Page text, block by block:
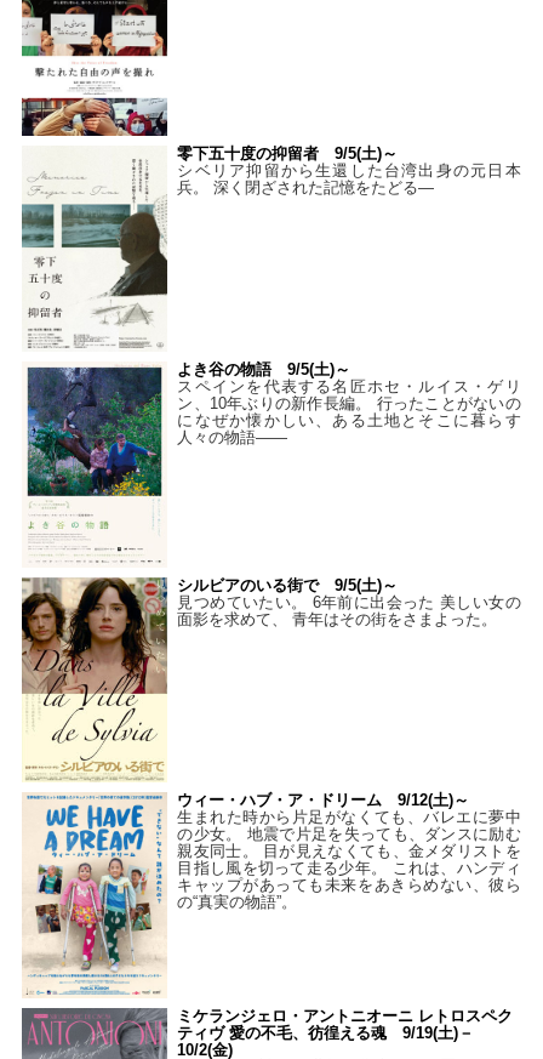
零下五十度の抑留者 9/5(土)～
シベリア抑留から生還した台湾出身の元日本
兵。 深く閉ざされた記憶をたどる—
よき谷の物語 9/5(土)～
スペインを代表する名匠ホセ・ルイス・ゲリ
ン、10年ぶりの新作長編。 行ったことがないの
になぜか懐かしい、ある土地とそこに暮らす
人々の物語――
シルビアのいる街で 9/5(土)～
見つめていたい。 6年前に出会った 美しい女の
面影を求めて、 青年はその街をさまよった。
ウィー・ハブ・ア・ドリーム 9/12(土)～
生まれた時から片足がなくても、バレエに夢中
の少女。 地震で片足を失っても、ダンスに励む
親友同士。 目が見えなくても、金メダリストを
目指し風を切って走る少年。 これは、ハンディ
キャップがあっても未来をあきらめない、彼ら
の“真実の物語”。
ミケランジェロ・アントニオーニ レトロスペク
ティヴ 愛の不毛、彷徨える魂 9/19(土)－
10/2(金)